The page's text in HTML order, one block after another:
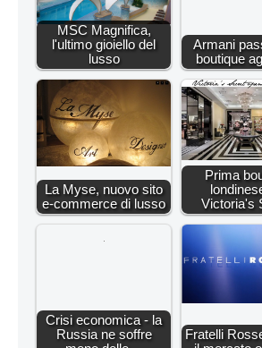
MSC Magnifica,
l'ultimo gioiello del
lusso
Armani
boutique
La Myse, nuovo sito
e-commerce di lusso
Prima
Victoria's
Crisi economica - la
Russia ne soffre
Fratelli